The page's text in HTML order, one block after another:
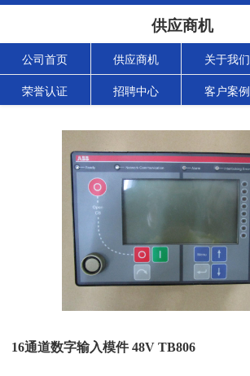
供应商机
公司首页 供应商机 关于我们
荣誉认证 招聘中心 客户案例
16通道数字输入模件 48V TB806